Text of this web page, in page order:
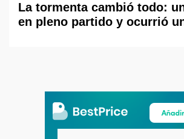
La tormenta cambió todo:
en pleno partido y ocurrió